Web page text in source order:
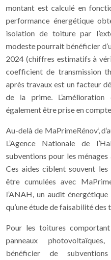
montant est calculé en
performance énergétique
isolation de toiture par
modeste pourrait bénéficier
2024 (chiffres estimatifs à
coefficient de transmission
après travaux est un facteur
de la prime.
également être prise en
Au-delà de MaPrimeRénov’,
L’Agence Nationale de
subventions pour les
Ces aides ciblent souvent
être cumulées avec
l’ANAH, un audit
qu’une étude de faisabilité des
Pour les toitures
panneaux
bénéficier de